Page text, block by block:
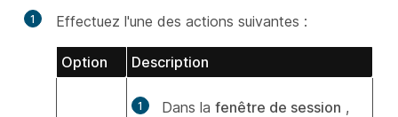
1 Effectuez l'une des actions suivantes :
Option Description
Dans la fenêtre de session ,